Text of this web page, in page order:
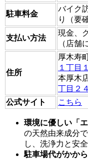
駐車料金
バイク
り（要
支払い方法
現金、
（店舗
住所
厚木寿
１丁目
本厚木
丁目２
公式サイト
こちら
環境に優しい「
の天然由来成分
し、洗浄力と安
駐車場代がかか